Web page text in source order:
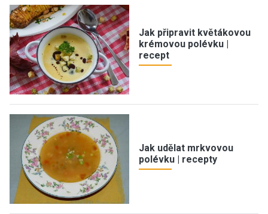
Jak připravit květákovou
krémovou polévku |
recept
Jak udělat mrkvovou
polévku | recepty